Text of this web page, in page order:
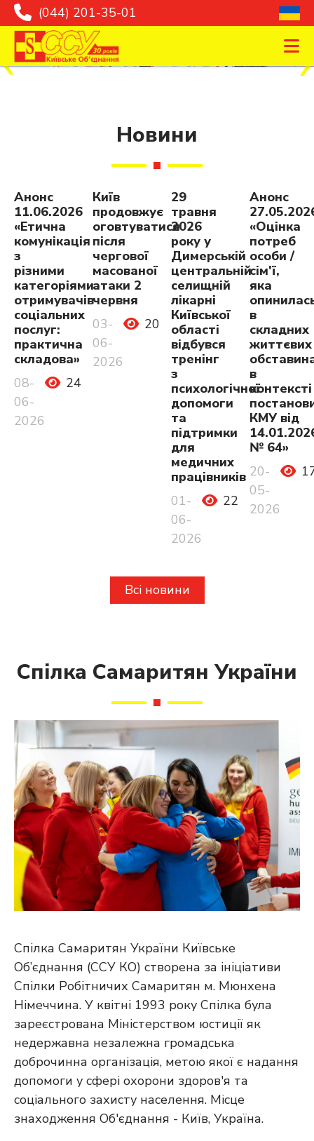
(044) 201-35-01
Новини
Анонс
11.06.2026
«Етична
комунікація
з
різними
категоріями
отримувачів
соціальних
послуг:
практична
складова»
08-
06-
2026
24
Київ
продовжує
оговтуватися
після
чергової
масованої
атаки 2
червня
03-
06-
2026
20
29
травня
2026
року у
Димерській
центральній
селищній
лікарні
Київської
області
відбувся
тренінг
з
психологічної
допомоги
та
підтримки
для
медичних
працівників
01-
06-
2026
22
Анонс
«Оцінка
потреб
особи /
сім'ї,
яка
в
складних
життєвих
в
контексті
КМУ від
№ 64»
20-
05-
2026
Всі новини
Спілка Самаритян України
Спілка Самаритян України Київське
Об’єднання (ССУ КО) створена за ініціативи
Спілки Робітничих Самаритян м. Мюнхена
Німеччина. У квітні 1993 року Спілка була
зареєстрована Міністерством юстиції як
недержавна незалежна громадська
доброчинна організація, метою якої є надання
допомоги у сфері охорони здоров'я та
соціального захисту населення. Місце
знаходження Об'єднання - Київ, Україна.